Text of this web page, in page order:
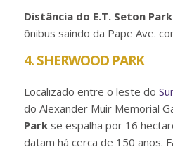
Distância do E.T. Seton
ônibus saindo da Pape Ave.
4. SHERWOOD PARK
Localizado entre o leste do
do Alexander Muir Memorial
Parkse espalha por 16
datam há cerca de 150 anos.